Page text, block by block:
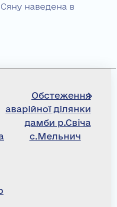
Сяну наведена в
Обстеження
аварійної ділянки
дамби р.Свіча
с.Мельнич